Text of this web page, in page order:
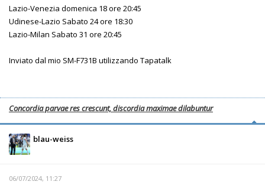
Lazio-Venezia domenica 18 ore 20:45
Udinese-Lazio Sabato 24 ore 18:30
Lazio-Milan Sabato 31 ore 20:45
Inviato dal mio SM-F731B utilizzando Tapatalk
Concordia parvae res crescunt, discordia maximae dilabuntur
blau-weiss
06/07/2024, 11:27